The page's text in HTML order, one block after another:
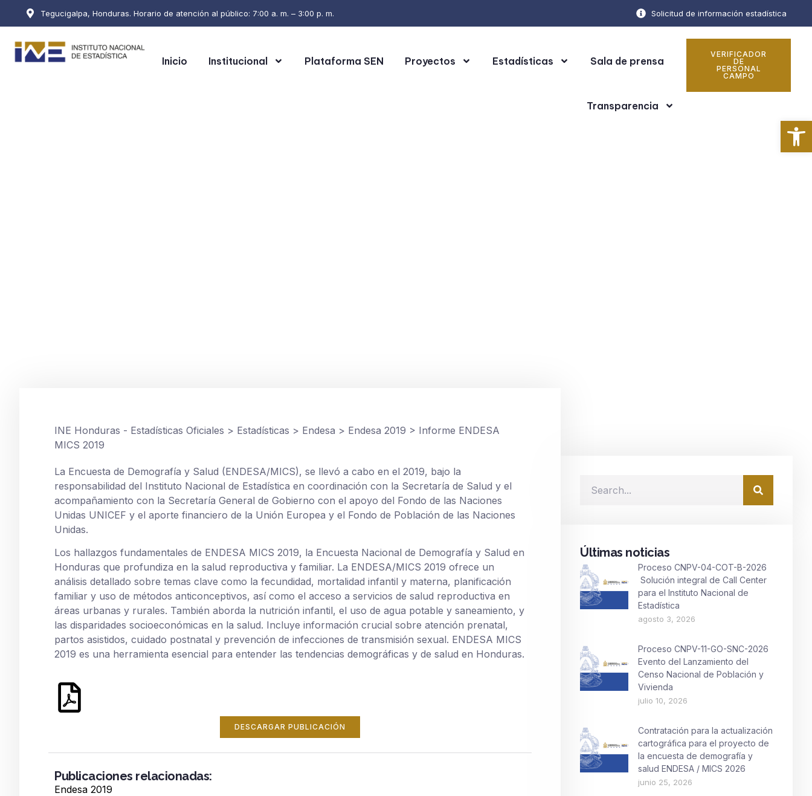
Tegucigalpa, Honduras. Horario de atención al público: 7:00 a. m. – 3:00 p. m. Solicitud de información estadística
Inicio Institucional Plataforma SEN Proyectos Estadísticas Sala de prensa
Transparencia
VERIFICADOR
DE
PERSONAL
CAMPO
INE Honduras - Estadísticas Oficiales > Estadísticas > Endesa > Endesa 2019 > Informe ENDESA
MICS 2019
La Encuesta de Demografía y Salud (ENDESA/MICS), se llevó a cabo en el 2019, bajo la
responsabilidad del Instituto Nacional de Estadística en coordinación con la Secretaría de Salud y el
acompañamiento con la Secretaría General de Gobierno con el apoyo del Fondo de las Naciones
Unidas UNICEF y el aporte financiero de la Unión Europea y el Fondo de Población de las Naciones
Unidas.
Los hallazgos fundamentales de ENDESA MICS 2019, la Encuesta Nacional de Demografía y Salud en
Honduras que profundiza en la salud reproductiva y familiar. La ENDESA/MICS 2019 ofrece un
análisis detallado sobre temas clave como la fecundidad, mortalidad infantil y materna, planificación
familiar y uso de métodos anticonceptivos, así como el acceso a servicios de salud reproductiva en
áreas urbanas y rurales. También aborda la nutrición infantil, el uso de agua potable y saneamiento, y
las disparidades socioeconómicas en la salud. Incluye información crucial sobre atención prenatal,
partos asistidos, cuidado postnatal y prevención de infecciones de transmisión sexual. ENDESA MICS
2019 es una herramienta esencial para entender las tendencias demográficas y de salud en Honduras.
DESCARGAR PUBLICACIÓN
Publicaciones relacionadas:
Endesa 2019
Últimas noticias
Proceso CNPV-04-COT-B-2026
Solución integral de Call Center
para el Instituto Nacional de
Estadística
agosto 3, 2026
Proceso CNPV-11-GO-SNC-2026
Evento del Lanzamiento del
Censo Nacional de Población y
Vivienda
julio 10, 2026
Contratación para la actualización
cartográfica para el proyecto de
la encuesta de demografía y
salud ENDESA / MICS 2026
junio 25, 2026